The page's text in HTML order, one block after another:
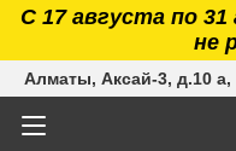
С 17 августа по
не
Алматы, Аксай-3, д.10 а,